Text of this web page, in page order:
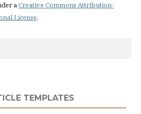
aCreative Commons Attribution-
License.
TEMPLATES